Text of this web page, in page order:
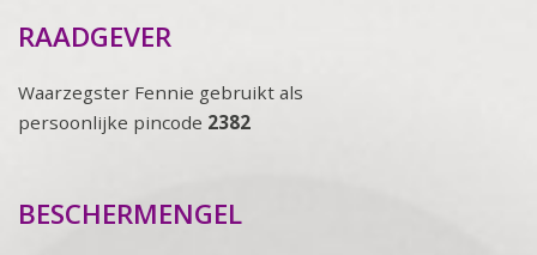
RAADGEVER
Waarzegster Fennie gebruikt als
persoonlijke pincode 2382
BESCHERMENGEL